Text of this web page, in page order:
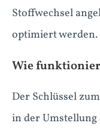
Stoffwechsel
optimiert werden.
Wie
Der Schlüssel
in der